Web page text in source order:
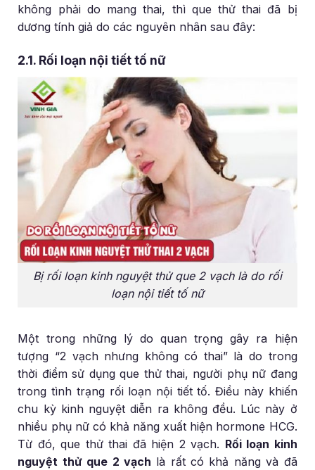
không phải do mang thai, thì que thử thai đã bị
dương tính giả do các nguyên nhân sau đây:
2.1. Rối loạn nội tiết tố nữ
Bị rối loạn kinh nguyệt thử que 2 vạch là do rối
loạn nội tiết tố nữ
Một trong những lý do quan trọng gây ra hiện
tượng “2 vạch nhưng không có thai” là do trong
thời điểm sử dụng que thử thai, người phụ nữ đang
trong tình trạng rối loạn nội tiết tố. Điều này khiến
chu kỳ kinh nguyệt diễn ra không đều. Lúc này ở
nhiều phụ nữ có khả năng xuất hiện hormone HCG.
Từ đó, que thử thai đã hiện 2 vạch. Rối loạn kinh
nguyệt thử que 2 vạch là rất có khả năng và đã